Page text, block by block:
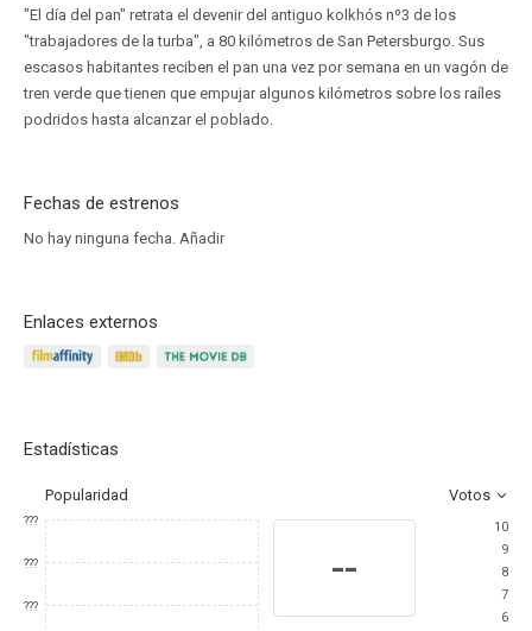
"El día del pan" retrata el devenir del antiguo kolkhós nº3 de los
"trabajadores de la turba", a 80 kilómetros de San Petersburgo. Sus
escasos habitantes reciben el pan una vez por semana en un vagón de
tren verde que tienen que empujar algunos kilómetros sobre los raíles
podridos hasta alcanzar el poblado.
Fechas de estrenos
No hay ninguna fecha. Añadir
Enlaces externos
Estadísticas
Popularidad Votos
???
???
???
--
10
9
8
7
6